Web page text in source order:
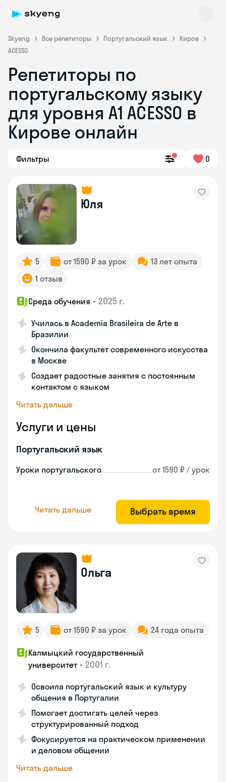
Skyeng Все репетиторы Португальский язык
Киров
ACESSO
Репетиторы по
португальскому языку
для уровня A1 ACESSO в
Кирове онлайн
Фильтры 0
Юля
5 от 1590 ₽ за урок
13 лет опыта
1 отзыв
Среда обучения • 2025 г.
Училась в Academia Brasileira de Arte в
Бразилии
Окончила факультет современного искусства
в Москве
Создает радостные занятия с постоянным
контактом с языком
Читать дальше
Услуги и цены
Португальский язык
Уроки португальского от 1590 ₽ / урок
Читать дальше Выбрать время
Ольга
5 от 1590 ₽ за урок 24 года опыта
Калмыцкий государственный
университет • 2001 г.
Освоила португальский язык и культуру
общения в Португалии
Помогает достигать целей через
структурированный подход
Фокусируется на практическом применении
и деловом общении
Читать дальше
Skyeng Chat
online